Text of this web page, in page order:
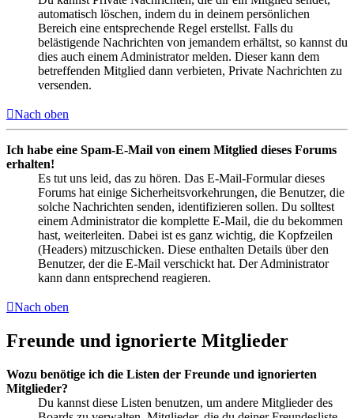
automatisch löschen, indem du in deinem persönlichen
Bereich eine entsprechende Regel erstellst. Falls du
belästigende Nachrichten von jemandem erhältst, so kannst du
dies auch einem Administrator melden. Dieser kann dem
betreffenden Mitglied dann verbieten, Private Nachrichten zu
versenden.
Nach oben
Ich habe eine Spam-E-Mail von einem Mitglied dieses Forums
erhalten!
Es tut uns leid, das zu hören. Das E-Mail-Formular dieses
Forums hat einige Sicherheitsvorkehrungen, die Benutzer, die
solche Nachrichten senden, identifizieren sollen. Du solltest
einem Administrator die komplette E-Mail, die du bekommen
hast, weiterleiten. Dabei ist es ganz wichtig, die Kopfzeilen
(Headers) mitzuschicken. Diese enthalten Details über den
Benutzer, der die E-Mail verschickt hat. Der Administrator
kann dann entsprechend reagieren.
Nach oben
Freunde und ignorierte Mitglieder
Wozu benötige ich die Listen der Freunde und ignorierten
Mitglieder?
Du kannst diese Listen benutzen, um andere Mitglieder des